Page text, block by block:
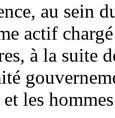
au sein
actif
à la suite
les